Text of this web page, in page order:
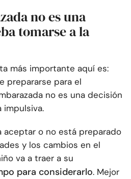
no es una
tomarse a la
más importante aquí es:
prepararse para el
no es una decisión
aceptar o no está preparado
y los cambios en el
va a traer a su
para considerarlo. Mejor